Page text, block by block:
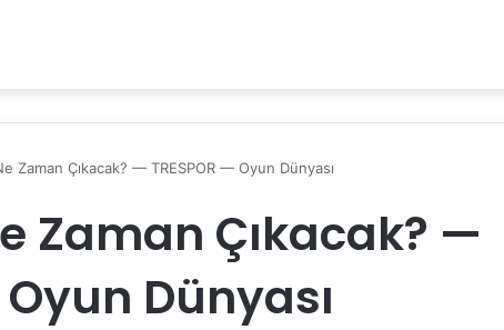
Zaman Çıkacak? — TRESPOR — Oyun Dünyası
Zaman Çıkacak? —
Oyun Dünyası